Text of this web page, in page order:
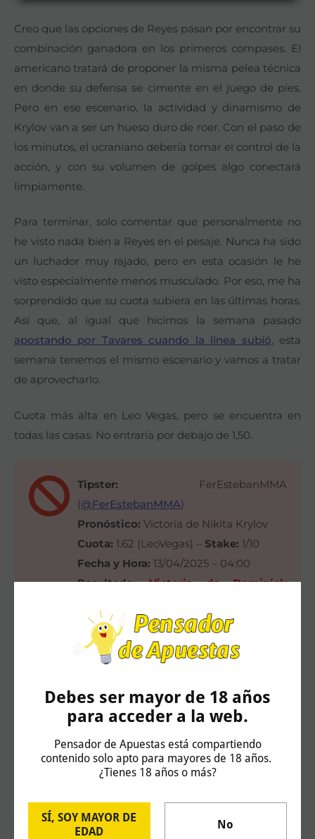
Debes ser mayor de 18 años
para acceder a la web.
Pensador de Apuestas está compartiendo
contenido solo apto para mayores de 18 años.
¿Tienes 18 años o más?
SÍ, SOY MAYOR DE
EDAD
No
Creo que las opciones de Reyes pasan por encontrar su
combinación ganadora en los primeros compases. El
americano tratará de proponer la misma pelea técnica
en donde su defensa se cimente en el juego de pies.
Pero en ese escenario, la actividad y dinamismo de
Krylov van a ser un hueso duro de roer. Con el paso de
los minutos, el ucraniano debería tomar el control de la
acción, y con su volumen de golpes algo conectará
limpiamente.
Para terminar, solo comentar que personalmente no
he visto nada bien a Reyes en el pesaje. Nunca ha sido
un luchador muy rajado, pero en esta ocasión le he
visto especialmente menos musculado. Por eso, me ha
sorprendido que su cuota subiera en las últimas horas.
Así que, al igual que hicimos la semana pasado
apostando por Tavares cuando la línea subió, esta
semana tenemos el mismo escenario y vamos a tratar
de aprovecharlo.
Cuota más alta en Leo Vegas, pero se encuentra en
todas las casas. No entraría por debajo de 1,50.
Tipster: FerEstebanMMA
(@FerEstebanMMA)
Pronóstico: Victoria de Nikita Krylov
Cuota: 1.62 (LeoVegas) – Stake: 1/10
Fecha y Hora: 13/04/2025 – 04:00
Resultado:
Victoria de Dominick
Ganancia:
-1u
publicación, 15:46 – 12/04/2025, y están sujetas a
Juega con responsabilidad y solo si eres mayor